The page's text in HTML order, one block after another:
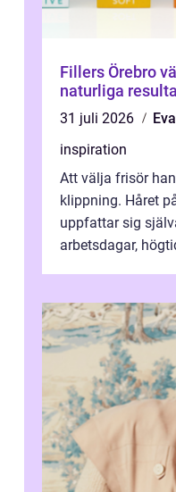
Fillers Örebro vägledning till säkra och
naturliga
31 juli 2026
inspiration
Att välja frisör
klippning. Håret
uppfattar sig
arbetsdagar,